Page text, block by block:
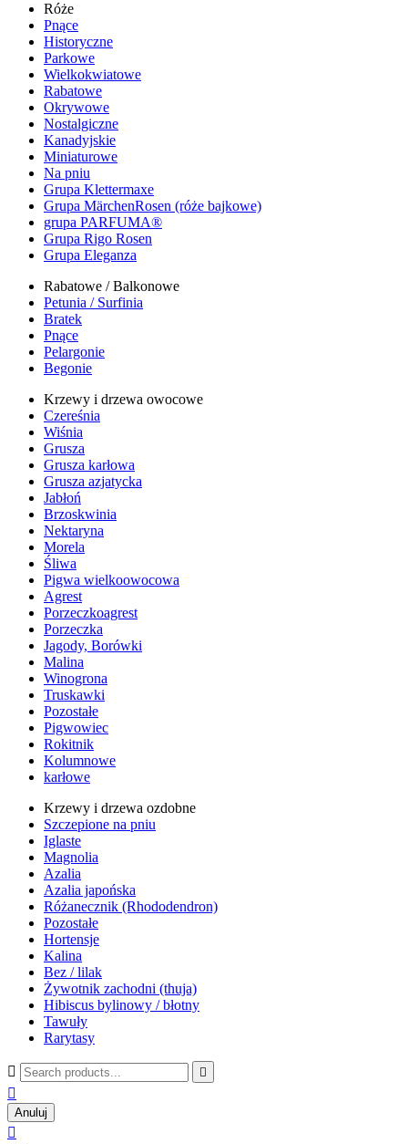
Róże
Pnące
Historyczne
Parkowe
Wielkokwiatowe
Rabatowe
Okrywowe
Nostalgiczne
Kanadyjskie
Miniaturowe
Na pniu
Grupa Klettermaxe
Grupa MärchenRosen (róże bajkowe)
grupa PARFUMA®
Grupa Rigo Rosen
Grupa Eleganza
Rabatowe / Balkonowe
Petunia / Surfinia
Bratek
Pnące
Pelargonie
Begonie
Krzewy i drzewa owocowe
Czereśnia
Wiśnia
Grusza
Grusza karłowa
Grusza azjatycka
Jabłoń
Brzoskwinia
Nektaryna
Morela
Śliwa
Pigwa wielkoowocowa
Agrest
Porzeczkoagrest
Porzeczka
Jagody, Borówki
Malina
Winogrona
Truskawki
Pozostałe
Pigwowiec
Rokitnik
Kolumnowe
karłowe
Krzewy i drzewa ozdobne
Szczepione na pniu
Iglaste
Magnolia
Azalia
Azalia japońska
Różanecznik (Rhododendron)
Pozostałe
Hortensje
Kalina
Bez / lilak
Żywotnik zachodni (thuja)
Hibiscus bylinowy / błotny
Tawuły
Rarytasy
 

Anuluj
